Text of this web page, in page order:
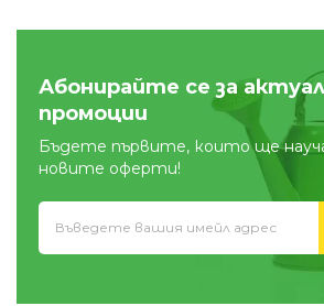
Абонирайте се за
промоции
Бъдете първите, които ще
новите оферти!